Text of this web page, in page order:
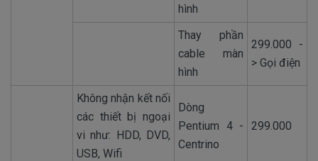
hình
Thay phần
cable màn
hình
299.000 -
> Gọi điện
Không nhận kết nối
các thiết bị ngoại
vi như: HDD, DVD,
USB, Wifi
Dòng
Pentium 4 -
Centrino
299.000